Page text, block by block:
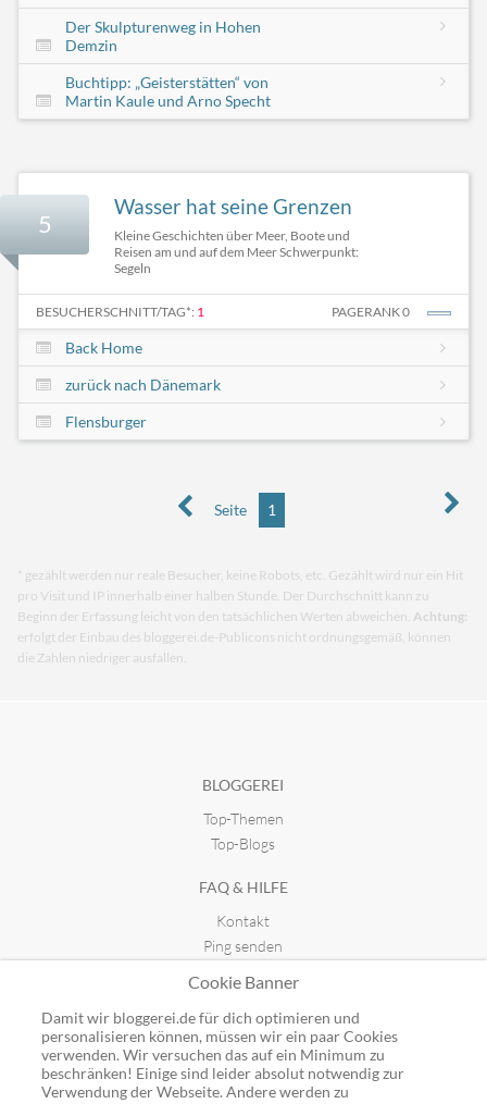
Der Skulpturenweg in Hohen
Demzin
Buchtipp: „Geisterstätten“ von
Martin Kaule und Arno Specht
5
Wasser hat seine Grenzen
Kleine Geschichten über Meer, Boote und
Reisen am und auf dem Meer Schwerpunkt:
Segeln
BESUCHERSCHNITT/TAG*: 1 PAGERANK 0
Back Home
zurück nach Dänemark
Flensburger
Seite 1
* gezählt werden nur reale Besucher, keine Robots, etc. Gezählt wird nur ein Hit
pro Visit und IP innerhalb einer halben Stunde. Der Durchschnitt kann zu
Beginn der Erfassung leicht von den tatsächlichen Werten abweichen. Achtung:
erfolgt der Einbau des bloggerei.de-Publicons nicht ordnungsgemäß, können
die Zahlen niedriger ausfallen.
BLOGGEREI
Top-Themen
Top-Blogs
FAQ & HILFE
Kontakt
Ping senden
GUTSCHEINE
Top-Gutscheine
Alle Shops
Cookie Banner
Damit wir bloggerei.de für dich optimieren und
personalisieren können, müssen wir ein paar Cookies
verwenden. Wir versuchen das auf ein Minimum zu
beschränken! Einige sind leider absolut notwendig zur
Verwendung der Webseite. Andere werden zu